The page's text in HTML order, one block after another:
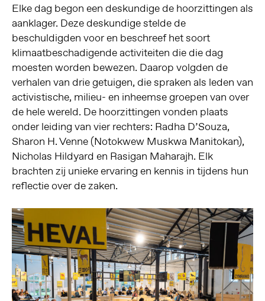
Elke dag begon een deskundige de hoorzittingen als
aanklager. Deze deskundige stelde de
beschuldigden voor en beschreef het soort
klimaatbeschadigende activiteiten die die dag
moesten worden bewezen. Daarop volgden de
verhalen van drie getuigen, die spraken als leden van
activistische, milieu- en inheemse groepen van over
de hele wereld. De hoorzittingen vonden plaats
onder leiding van vier rechters: Radha D’Souza,
Sharon H. Venne (Notokwew Muskwa Manitokan),
Nicholas Hildyard en Rasigan Maharajh. Elk
brachten zij unieke ervaring en kennis in tijdens hun
reflectie over de zaken.